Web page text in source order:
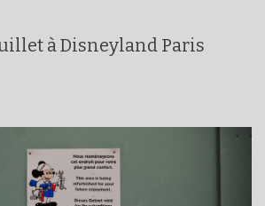
à Disneyland Paris